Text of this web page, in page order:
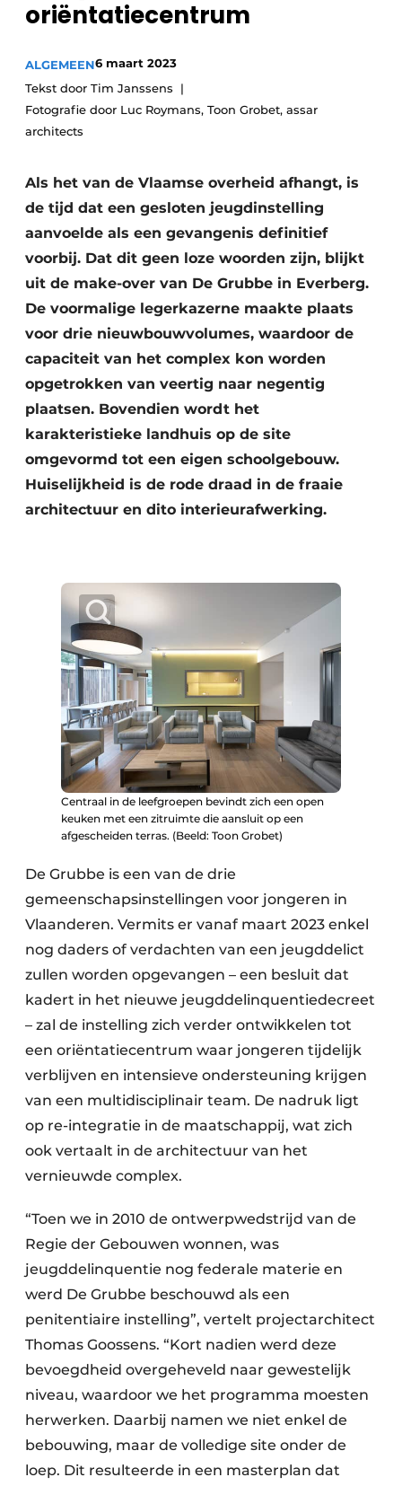
Podcasts
Vacature aanmelden
Video’s
Privéklinieken
Laboratoria
oriëntatiecentrum
ALGEMEEN6 maart 2023
Tekst door Tim Janssens
Fotografie door Luc Roymans, Toon Grobet, assar
architects
Als het van de Vlaamse overheid afhangt, is
de tijd dat een gesloten jeugdinstelling
aanvoelde als een gevangenis definitief
voorbij. Dat dit geen loze woorden zijn, blijkt
uit de make-over van De Grubbe in Everberg.
De voormalige legerkazerne maakte plaats
voor drie nieuwbouwvolumes, waardoor de
capaciteit van het complex kon worden
opgetrokken van veertig naar negentig
plaatsen. Bovendien wordt het
karakteristieke landhuis op de site
omgevormd tot een eigen schoolgebouw.
Huiselijkheid is de rode draad in de fraaie
architectuur en dito interieurafwerking.
Centraal in de leefgroepen bevindt zich een open
keuken met een zitruimte die aansluit op een
afgescheiden terras. (Beeld: Toon Grobet)
De Grubbe is een van de drie
gemeenschapsinstellingen voor jongeren in
Vlaanderen. Vermits er vanaf maart 2023 enkel
nog daders of verdachten van een jeugddelict
zullen worden opgevangen – een besluit dat
kadert in het nieuwe jeugddelinquentiedecreet
– zal de instelling zich verder ontwikkelen tot
een oriëntatiecentrum waar jongeren tijdelijk
verblijven en intensieve ondersteuning krijgen
van een multidisciplinair team. De nadruk ligt
op re-integratie in de maatschappij, wat zich
ook vertaalt in de architectuur van het
vernieuwde complex.
“Toen we in 2010 de ontwerpwedstrijd van de
Regie der Gebouwen wonnen, was
jeugddelinquentie nog federale materie en
werd De Grubbe beschouwd als een
penitentiaire instelling”, vertelt projectarchitect
Thomas Goossens. “Kort nadien werd deze
bevoegdheid overgeheveld naar gewestelijk
niveau, waardoor we het programma moesten
herwerken. Daarbij namen we niet enkel de
bebouwing, maar de volledige site onder de
loep. Dit resulteerde in een masterplan dat